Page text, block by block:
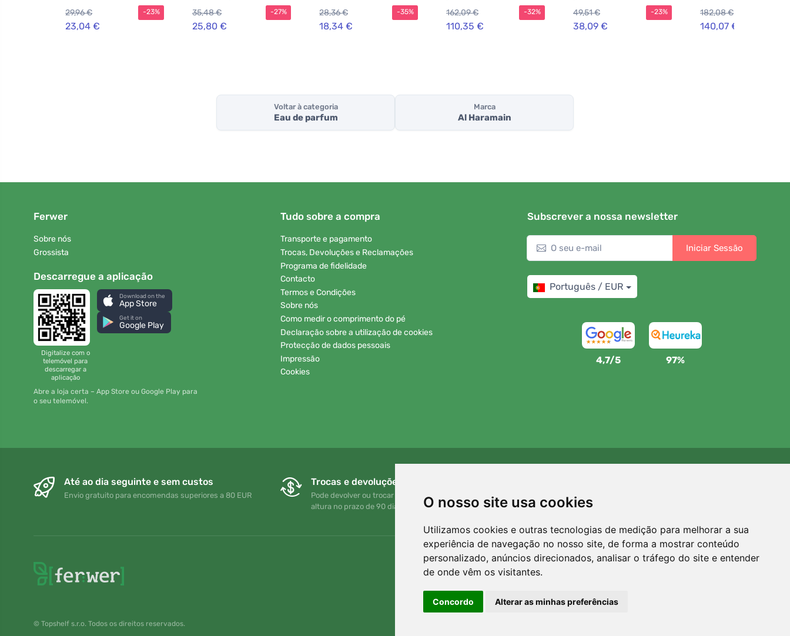
O nosso site usa cookies
Utilizamos cookies e outras tecnologias de medição para melhorar a sua
experiência de navegação no nosso site, de forma a mostrar conteúdo
personalizado, anúncios direcionados, analisar o tráfego do site e entender
de onde vêm os visitantes.
Concordo Alterar as minhas preferências
29,96 €
23,04 €
-23%
35,48 €
25,80 €
-27%
28,36 €
18,34 €
-35%
162,09 €
110,35 €
-32%
49,51 €
38,09 €
-23%
182,08 €
140,07 €
Voltar à categoria
Eau de parfum
Marca
Al Haramain
Ferwer
Sobre nós
Grossista
Descarregue a aplicação
Digitalize com o
telemóvel para
descarregar a
aplicação
Download on the
App Store
Get it on
Google Play
Abre a loja certa – App Store ou Google Play para
o seu telemóvel.
Tudo sobre a compra
Transporte e pagamento
Trocas, Devoluções e Reclamações
Programa de fidelidade
Contacto
Termos e Condições
Sobre nós
Como medir o comprimento do pé
Declaração sobre a utilização de cookies
Protecção de dados pessoais
Impressão
Cookies
Subscrever a nossa newsletter
Iniciar Sessão
Português / EUR
4,7/5 97%
Até ao dia seguinte e sem custos
Envio gratuito para encomendas superiores a 80 EUR
Trocas e devoluções gratuitas
Pode devolver ou trocar a sua encomenda em qualquer
altura no prazo de 90 dias
Para cada encomenda plantamos uma árvore! Leia mais
Sobre nós
© Topshelf s.r.o. Todos os direitos reservados.